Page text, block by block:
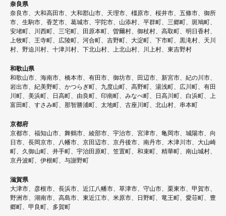
奈良県
奈良市、大和高田市、大和郡山市、天理市、橿原市、桜井市、五條市、御所
市、生駒市、香芝市、葛城市、宇陀市、山添村、平群町、三郷町、斑鳩町、
安堵町、川西町、三宅町、田原本町、曽爾村、御杖村、高取町、明日香村、
上牧町、王寺町、広陵町、河合町、吉野町、大淀町、下市町、黒滝村、天川
村、野迫川村、十津川村、下北山村、上北山村、川上村、東吉野村
和歌山県
和歌山市、海南市、橋本市、有田市、御坊市、田辺市、新宮市、紀の川市、
岩出市、紀美野町、かつらぎ町、九度山町、高野町、湯浅町、広川町、有田
川町、美浜町、日高町、由良町、印南町、みなべ町、日高川町、白浜町、上
富田町、すさみ町、那智勝浦町、太地町、古座川町、北山村、串本町
京都府
京都市、福知山市、舞鶴市、綾部市、宇治市、宮津市、亀岡市、城陽市、向
日市、長岡京市、八幡市、京田辺市、京丹後市、南丹市、木津川市、大山崎
町、久御山町、井手町、宇治田原町、笠置町、和束町、精華町、南山城村、
京丹波町、伊根町、与謝野町
滋賀県
大津市、彦根市、長浜市、近江八幡市、草津市、守山市、栗東市、甲賀市、
野洲市、湖南市、高島市、東近江市、米原市、日野町、竜王町、愛荘町、豊
郷町、甲良町、多賀町